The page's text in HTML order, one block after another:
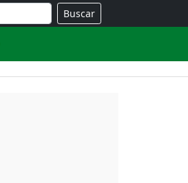
Buscar